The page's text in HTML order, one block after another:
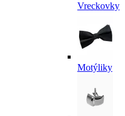
Vreckovky
Motýliky